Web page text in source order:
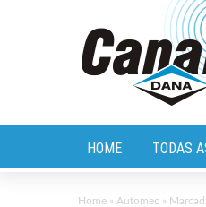
HOME TODAS
Home » Automec »